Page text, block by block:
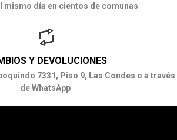
mismo día en cientos de comunas
Y DEVOLUCIONES
7331, Piso 9, Las Condes o a través
de WhatsApp